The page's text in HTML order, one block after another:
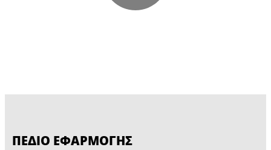
ΠΕΔΙΟ ΕΦΑΡΜΟΓΗΣ